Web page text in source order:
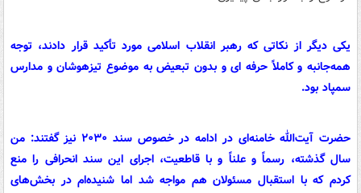
یکی دیگر از نکاتی که رهبر انقلاب اسلامی مورد تأکید قرار دادند، توجه
همه‌جانبه و کاملاً حرفه ای و بدون تبعیض به موضوع تیزهوشان و مدارس
سمپاد بود.
حضرت آیت‌الله خامنه‌ای در ادامه در خصوص سند ۲۰۳۰ نیز گفتند: من
سال گذشته، رسماً و علناً و با قاطعیت، اجرای این سند انحرافی را منع
کردم که با استقبال مسئولان هم مواجه شد اما شنیده‌ام در بخش‌های